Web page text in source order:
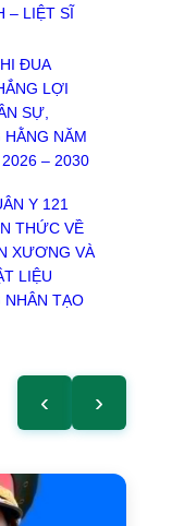
– LIỆT SĨ
ĐUA
LỢI
SỰ,
HẰNG NĂM
– 2030
Y 121
THỨC VỀ
XƯƠNG VÀ
LIỆU
NHÂN TẠO
‹ ›